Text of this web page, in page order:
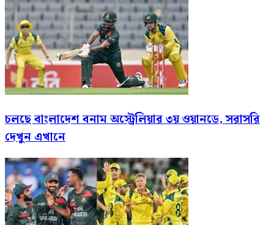
চলছে বাংলাদেশ বনাম অস্ট্রেলিয়ার ৩য় ওয়ানডে, সরাসরি
দেখুন এখানে